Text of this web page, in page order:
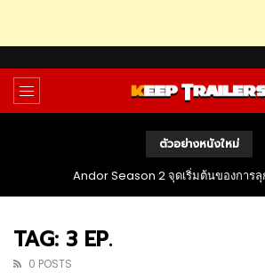
ตัวอย่างหนังใหม่
The Bondsman นักล่าปีศาจ กับหนี้
TAG: 3 EP.
0 POSTS